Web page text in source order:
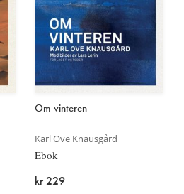
Om vinteren
Karl Ove Knausgård
Ebok
kr 229